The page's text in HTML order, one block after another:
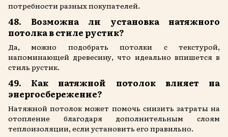
потребности разных покупателей.
48. Возможна ли установка натяжного
потолка в стиле рустик?
Да, можно подобрать потолки с текстурой,
напоминающей древесину, что идеально впишется в
стиль рустик.
49. Как натяжной потолок влияет на
энергосбережение?
Натяжной потолок может помочь снизить затраты на
отопление благодаря дополнительным слоям
теплоизоляции, если установить его правильно.